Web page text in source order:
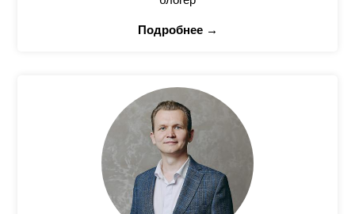
Подробнее →